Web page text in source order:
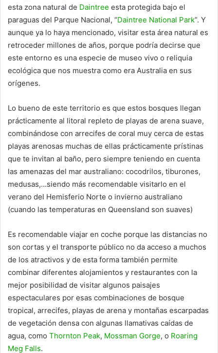
esta zona natural de Daintree esta protegida bajo el
paraguas del Parque Nacional, “Daintree National Park”. Y
aunque ya lo haya mencionado, visitar esta área natural es
retroceder millones de años, porque podría decirse que
este entorno es una especie de museo vivo o reliquia
ecológica que nos muestra como era Australia en sus
orígenes.
Lo bueno de este territorio es que estos bosques llegan
prácticamente al litoral repleto de playas de arena suave,
combinándose con arrecifes de coral muy cerca de estas
playas arenosas muchas de ellas prácticamente prístinas
que te invitan al baño, pero siempre teniendo en cuenta
las amenazas del mar australiano: cocodrilos, tiburones,
medusas,…siendo más recomendable visitarlo en el
verano del Hemisferio Norte o invierno australiano
(cuando las temperaturas en Queensland son suaves)
Es recomendable viajar en coche porque las distancias no
son cortas y el transporte público no da acceso a muchos
de los atractivos y de esta forma también permite
combinar diferentes alojamientos y restaurantes con la
mejor posibilidad de visitar algunos paisajes
espectaculares por esas combinaciones de bosque
tropical, arrecifes, playas de arena y montañas escarpadas
de vegetación densa con algunas llamativas caídas de
agua, como Thornton Peak, Mossman Gorge, o Roaring
Meg Falls.